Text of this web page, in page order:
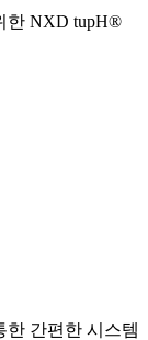
한 NXD tupH®
한 간편한 시스템